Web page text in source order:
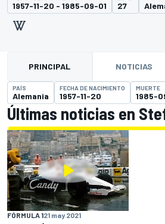
1957-11-20 - 1985-09-01 27
PRINCIPAL NOTICIAS
PAÍS
Alemania
FECHA DE NACIMIENTO
1957-11-20
MUERTE
1985-
Últimas noticias en
FÓRMULA 121 may 2021